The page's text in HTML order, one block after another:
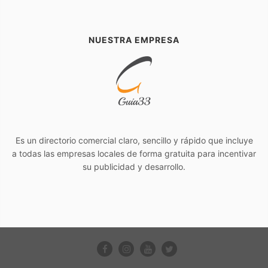
NUESTRA EMPRESA
Es un directorio comercial claro, sencillo y rápido que incluye
a todas las empresas locales de forma gratuita para incentivar
su publicidad y desarrollo.